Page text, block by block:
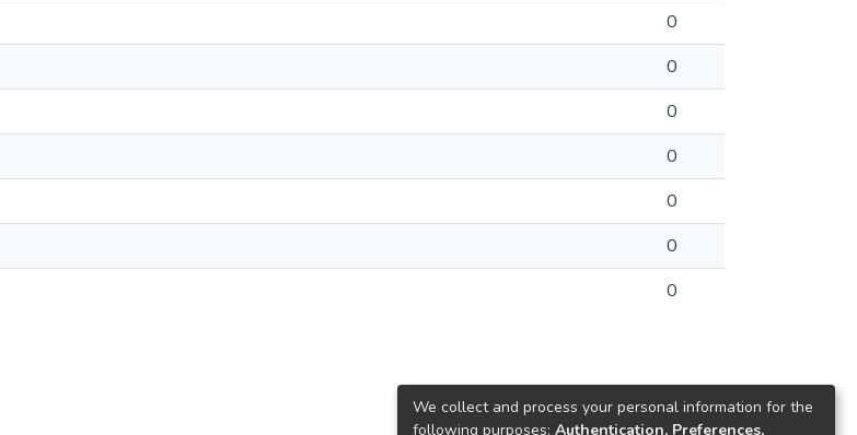
0
0
0
0
0
0
0
We collect and process your personal information for the
following purposes: Authentication, Preferences,